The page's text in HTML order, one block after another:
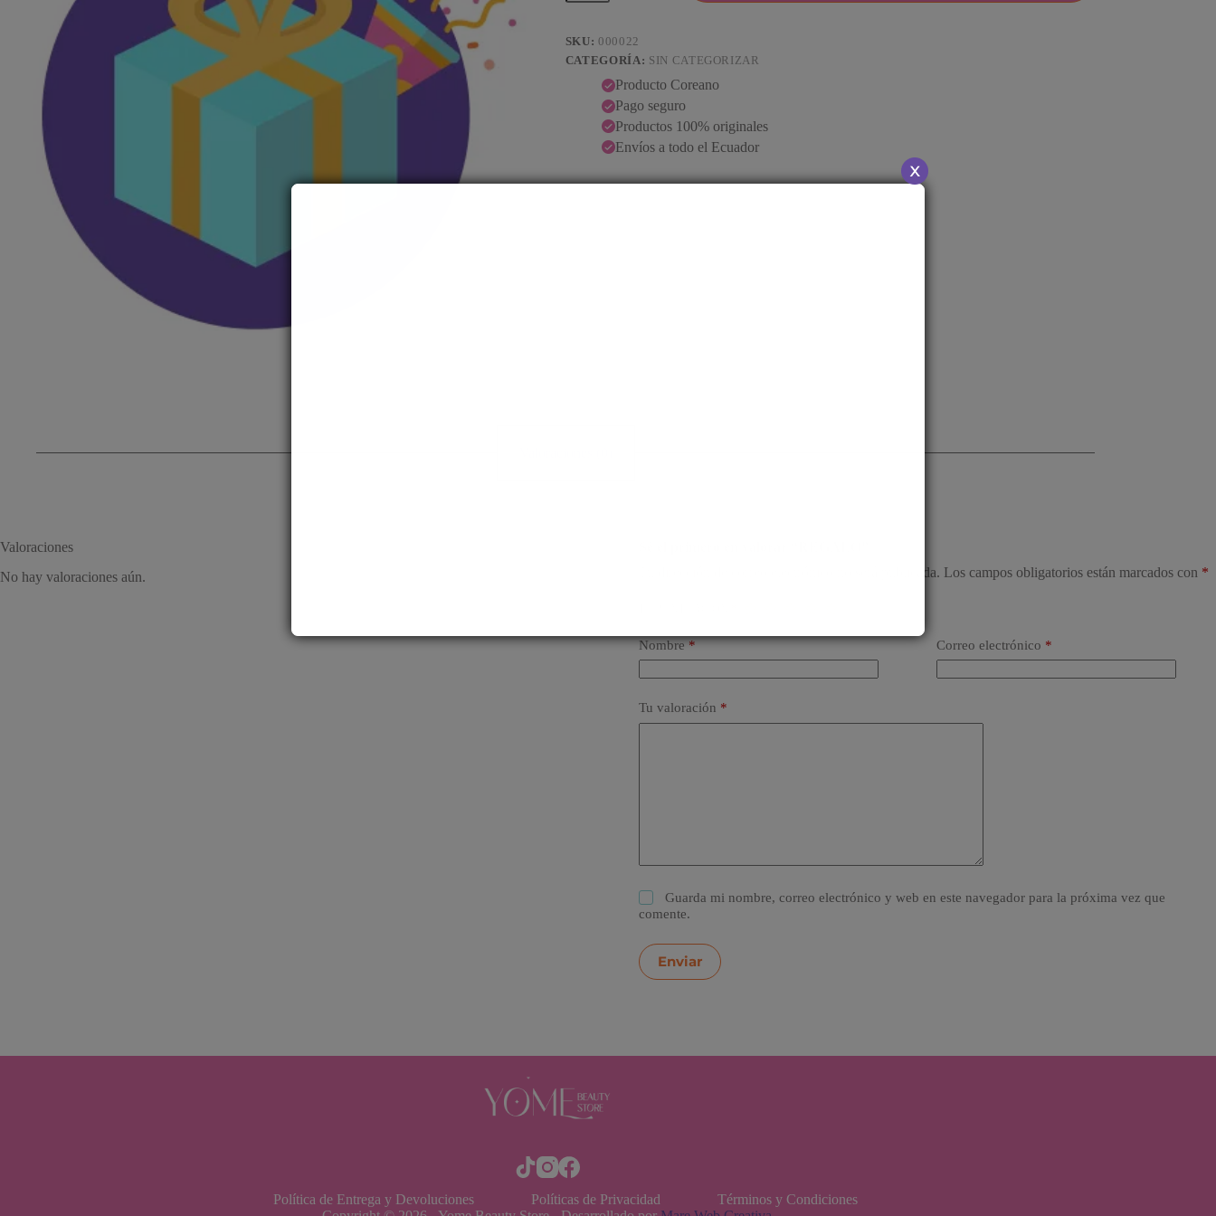
SKU:000022
CATEGORÍA: SIN CATEGORIZAR
Producto Coreano
Pago seguro
Productos 100% originales
Envíos a todo el Ecuador
Valoraciones
No hay valoraciones aún.
Tu dirección de correo electrónico no será publicada. Los campos obligatorios están marcados con *
Nombre* Correo electrónico *
Tu valoración *
Guarda mi nombre, correo electrónico y web en este navegador para la próxima vez que
comente.
Enviar
Política de Entrega y Devoluciones Políticas de Privacidad
Términos y Condiciones